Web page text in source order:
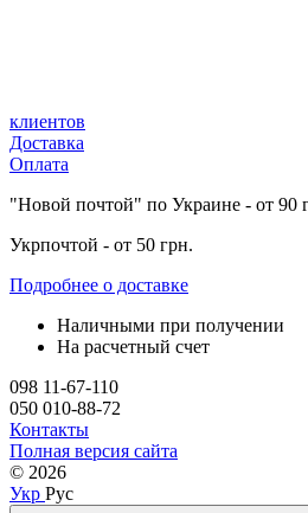
клиентов
Доставка
Оплата
"Новой почтой" по Украине - от 90
Укрпочтой - от 50 грн.
Подробнее о доставке
Наличными при получении
На расчетный счет
098 11-67-110
050 010-88-72
Контакты
Полная версия сайта
© 2026
Укр Рус